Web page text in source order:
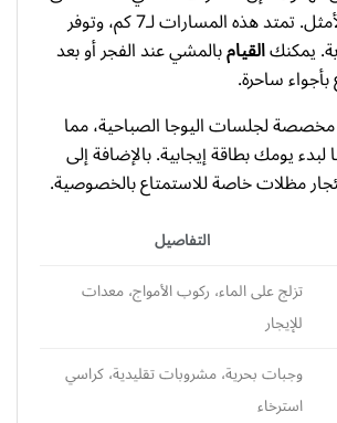
البحر هي الخيار الأمثل. تمتد هذه المسارات لـ7 كم، وتوفر
يمكنكالقيامبالمشي عند الفجر أو بعد
ساحرة.
لجلسات اليوجا الصباحية، مما
لبدء يومك بطاقة إيجابية. بالإضافة إلى
مظلات خاصة للاستمتاع بالخصوصية.
التفاصيل
تزلج على الماء، ركوب الأمواج، معدات
للإيجار
وجبات بحرية، مشروبات تقليدية، كراسي
استرخاء